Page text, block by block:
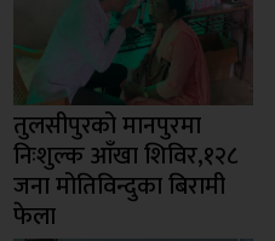
तुलसीपुरको मानपुरमा
निःशुल्क आँखा शिविर,१२८
जना मोतिविन्दुका बिरामी
फेला